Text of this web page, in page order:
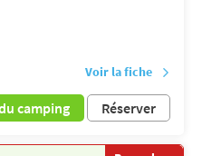
Voir la fiche
camping Réserver